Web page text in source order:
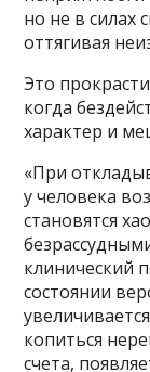
но не в силах
оттягивая
Это
когда
характер и
«При
у человека
становятся
клинический
состоянии
копиться
счета,